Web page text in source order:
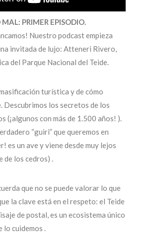
PRIMER EPISODIO.
Nuestro podcast empieza
invitada de lujo: Atteneri Rivero,
del Parque Nacional del Teide.
turística y de cómo
Descubrimos los secretos de los
(¡algunos con más de 1.500 años! ).
“guiri” que queremos en
es un ave y viene desde muy lejos
de los cedros) .
que no se puede valorar lo que
la clave está en el respeto: el Teide
de postal, es un ecosistema único
lo cuidemos .